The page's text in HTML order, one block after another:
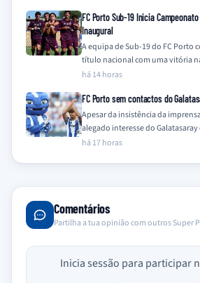
FC Porto Sub-19 Inicia
Inaugural
A equipa de Sub-19 do FC Porto
título nacional com uma vitória
Campeonato Nacional…
há 14 horas
FC Porto sem contactos do
Apesar da insistência da
alegado interesse do Galatasaray
Porto nega qualquer contacto…
há 17 horas
Comentários
Partilha a tua opinião com outros Super
Inicia sessão para participar